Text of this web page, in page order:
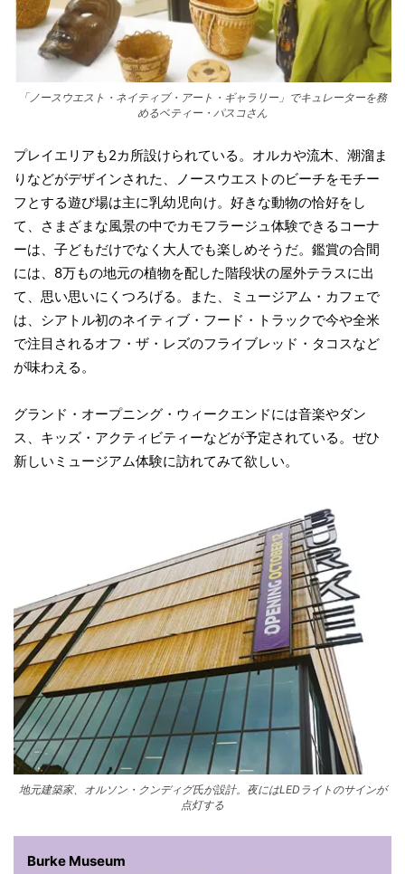
「ノースウエスト・ネイティブ・アート・ギャラリー」でキュレーターを務
めるベティー・パスコさん
プレイエリアも2カ所設けられている。オルカや流木、潮溜ま
りなどがデザインされた、ノースウエストのビーチをモチー
フとする遊び場は主に乳幼児向け。好きな動物の恰好をし
て、さまざまな風景の中でカモフラージュ体験できるコーナ
ーは、子どもだけでなく大人でも楽しめそうだ。鑑賞の合間
には、8万もの地元の植物を配した階段状の屋外テラスに出
て、思い思いにくつろげる。また、ミュージアム・カフェで
は、シアトル初のネイティブ・フード・トラックで今や全米
で注目されるオフ・ザ・レズのフライブレッド・タコスなど
が味わえる。
グランド・オープニング・ウィークエンドには音楽やダン
ス、キッズ・アクティビティーなどが予定されている。ぜひ
新しいミュージアム体験に訪れてみて欲しい。
地元建築家、オルソン・クンディグ氏が設計。夜にはLEDライトのサインが
点灯する
Burke Museum